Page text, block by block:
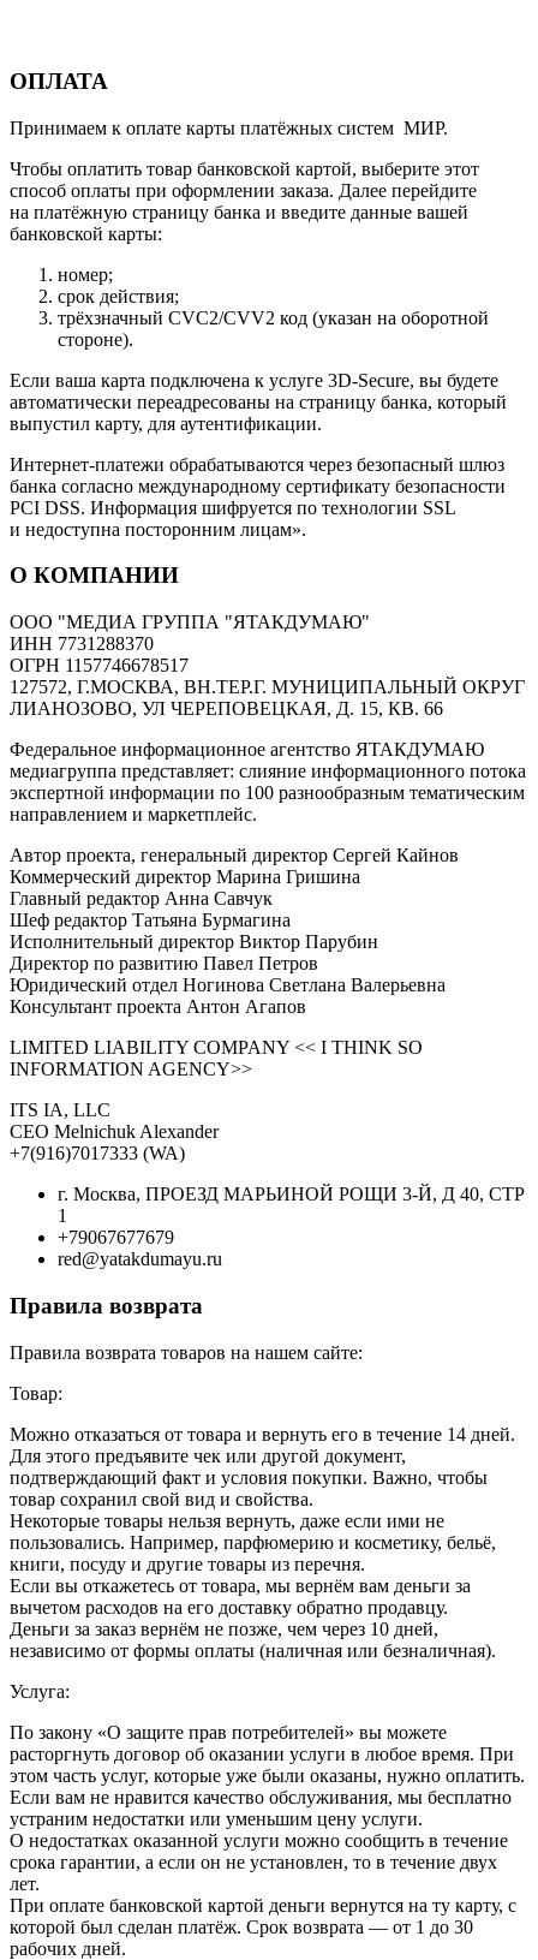
ОПЛАТА
Принимаем к оплате карты платёжных систем МИР.
Чтобы оплатить товар банковской картой, выберите этот
способ оплаты при оформлении заказа. Далее перейдите
на платёжную страницу банка и введите данные вашей
банковской карты:
номер;
срок действия;
трёхзначный CVC2/CVV2 код (указан на оборотной
стороне).
Если ваша карта подключена к услуге 3D-Secure, вы будете
автоматически переадресованы на страницу банка, который
выпустил карту, для аутентификации.
Интернет-платежи обрабатываются через безопасный шлюз
банка согласно международному сертификату безопасности
PCI DSS. Информация шифруется по технологии SSL
и недоступна посторонним лицам».
О КОМПАНИИ
ООО "МЕДИА ГРУППА "ЯТАКДУМАЮ"
ИНН 7731288370
ОГРН 1157746678517
127572, Г.МОСКВА, ВН.ТЕР.Г. МУНИЦИПАЛЬНЫЙ ОКРУГ
ЛИАНОЗОВО, УЛ ЧЕРЕПОВЕЦКАЯ, Д. 15, КВ. 66
Федеральное информационное агентство ЯТАКДУМАЮ
медиагруппа представляет: слияние информационного потока
экспертной информации по 100 разнообразным тематическим
направлением и маркетплейс.
Автор проекта, генеральный директор Сергей Кайнов
Коммерческий директор Марина Гришина
Главный редактор Анна Савчук
Шеф редактор Татьяна Бурмагина
Исполнительный директор Виктор Парубин
Директор по развитию Павел Петров
Юридический отдел Ногинова Светлана Валерьевна
Консультант проекта Антон Агапов
LIMITED LIABILITY COMPANY << I THINK SO
INFORMATION AGENCY>>
ITS IA, LLC
CEO Melnichuk Alexander
+7(916)7017333 (WA)
г. Москва, ПРОЕЗД МАРЬИНОЙ РОЩИ 3-Й, Д 40, СТР
1
+79067677679
red@yatakdumayu.ru
Правила возврата
Правила возврата товаров на нашем сайте:
Товар:
Можно отказаться от товара и вернуть его в течение 14 дней.
Для этого предъявите чек или другой документ,
подтверждающий факт и условия покупки. Важно, чтобы
товар сохранил свой вид и свойства.
Некоторые товары нельзя вернуть, даже если ими не
пользовались. Например, парфюмерию и косметику, бельё,
книги, посуду и другие товары из перечня.
Если вы откажетесь от товара, мы вернём вам деньги за
вычетом расходов на его доставку обратно продавцу.
Деньги за заказ вернём не позже, чем через 10 дней,
независимо от формы оплаты (наличная или безналичная).
Услуга:
По закону «О защите прав потребителей» вы можете
расторгнуть договор об оказании услуги в любое время. При
этом часть услуг, которые уже были оказаны, нужно оплатить.
Если вам не нравится качество обслуживания, мы бесплатно
устраним недостатки или уменьшим цену услуги.
О недостатках оказанной услуги можно сообщить в течение
срока гарантии, а если он не установлен, то в течение двух
лет.
При оплате банковской картой деньги вернутся на ту карту, с
которой был сделан платёж. Срок возврата — от 1 до 30
рабочих дней.